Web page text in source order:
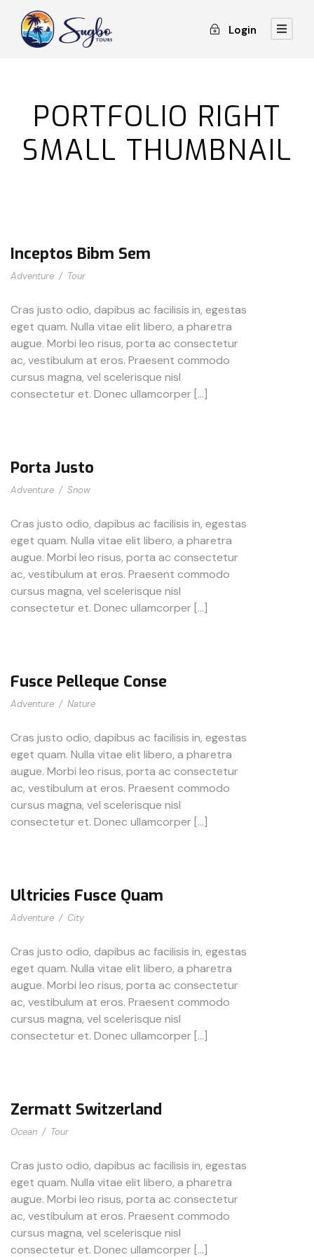
Login
PORTFOLIO RIGHT
SMALL THUMBNAIL
Inceptos Bibm Sem
Adventure / Tour
Cras justo odio, dapibus ac facilisis in, egestas
eget quam. Nulla vitae elit libero, a pharetra
augue. Morbi leo risus, porta ac consectetur
ac, vestibulum at eros. Praesent commodo
cursus magna, vel scelerisque nisl
consectetur et. Donec ullamcorper […]
Porta Justo
Adventure / Snow
Cras justo odio, dapibus ac facilisis in, egestas
eget quam. Nulla vitae elit libero, a pharetra
augue. Morbi leo risus, porta ac consectetur
ac, vestibulum at eros. Praesent commodo
cursus magna, vel scelerisque nisl
consectetur et. Donec ullamcorper […]
Fusce Pelleque Conse
Adventure / Nature
Cras justo odio, dapibus ac facilisis in, egestas
eget quam. Nulla vitae elit libero, a pharetra
augue. Morbi leo risus, porta ac consectetur
ac, vestibulum at eros. Praesent commodo
cursus magna, vel scelerisque nisl
consectetur et. Donec ullamcorper […]
Ultricies Fusce Quam
Adventure / City
Cras justo odio, dapibus ac facilisis in, egestas
eget quam. Nulla vitae elit libero, a pharetra
augue. Morbi leo risus, porta ac consectetur
ac, vestibulum at eros. Praesent commodo
cursus magna, vel scelerisque nisl
consectetur et. Donec ullamcorper […]
Zermatt Switzerland
Ocean / Tour
Cras justo odio, dapibus ac facilisis in, egestas
eget quam. Nulla vitae elit libero, a pharetra
augue. Morbi leo risus, porta ac consectetur
ac, vestibulum at eros. Praesent commodo
cursus magna, vel scelerisque nisl
consectetur et. Donec ullamcorper […]